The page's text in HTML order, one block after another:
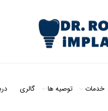
خدمات توصیه ها گالری